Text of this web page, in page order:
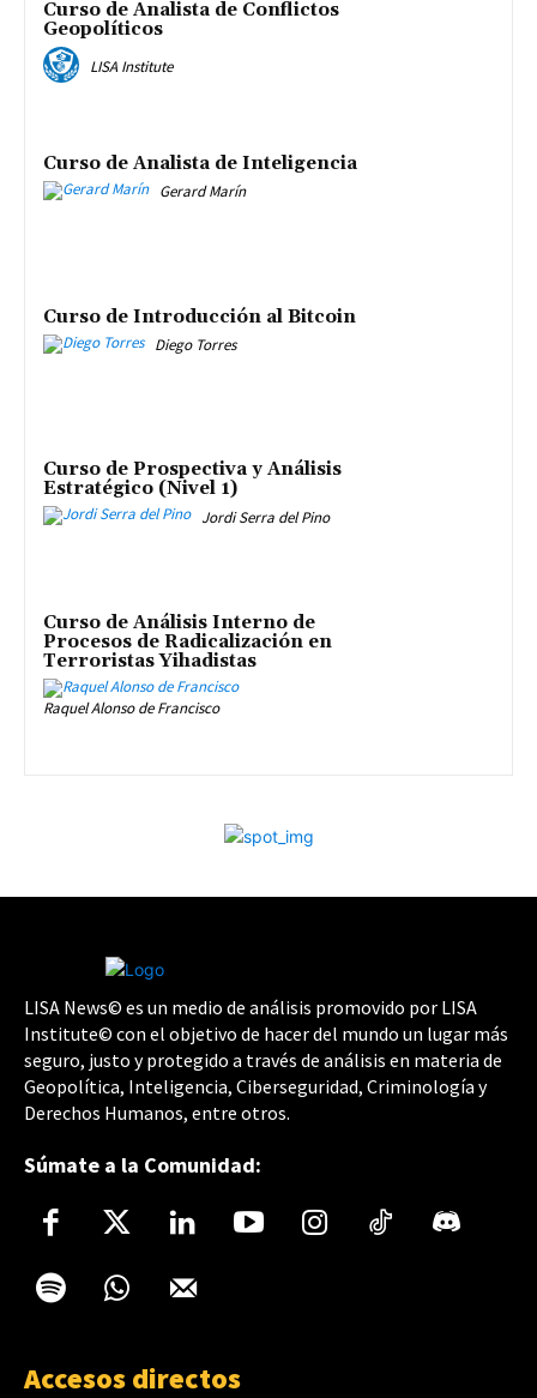
Curso de Analista de Conflictos
Geopolíticos
LISA Institute
Curso de Analista de Inteligencia
Gerard Marín
Curso de Introducción al Bitcoin
Diego Torres
Curso de Prospectiva y Análisis
Estratégico (Nivel 1)
Jordi Serra del Pino
Curso de Análisis Interno de
Procesos de Radicalización en
Terroristas Yihadistas
Raquel Alonso de Francisco
LISA News© es un medio de análisis promovido por LISA
Institute© con el objetivo de hacer del mundo un lugar más
seguro, justo y protegido a través de análisis en materia de
Geopolítica, Inteligencia, Ciberseguridad, Criminología y
Derechos Humanos, entre otros.
Súmate a la Comunidad:
Accesos directos